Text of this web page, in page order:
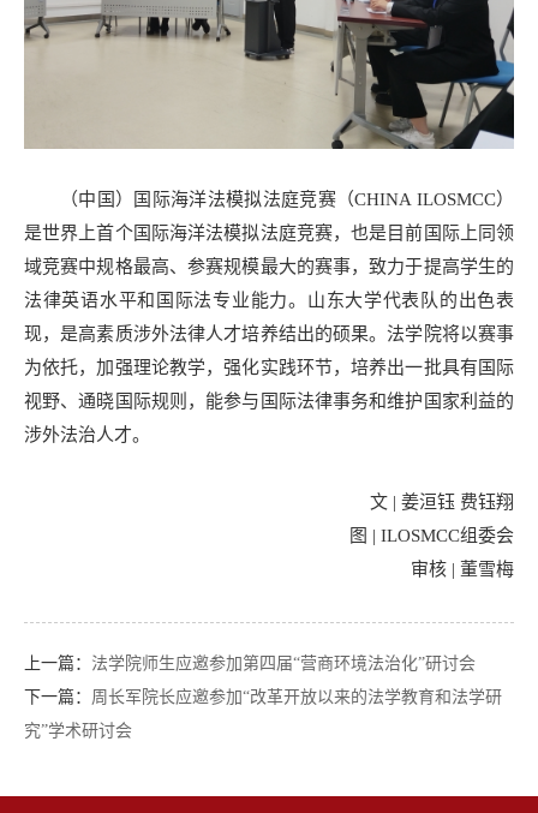
（中国）国际海洋法模拟法庭竞赛（CHINA ILOSMCC）
是世界上首个国际海洋法模拟法庭竞赛，也是目前国际上同领
域竞赛中规格最高、参赛规模最大的赛事，致力于提高学生的
法律英语水平和国际法专业能力。山东大学代表队的出色表
现，是高素质涉外法律人才培养结出的硕果。法学院将以赛事
为依托，加强理论教学，强化实践环节，培养出一批具有国际
视野、通晓国际规则，能参与国际法律事务和维护国家利益的
涉外法治人才。
文 | 姜洹钰 费钰翔
图 | ILOSMCC组委会
审核 | 董雪梅
上一篇： 法学院师生应邀参加第四届“营商环境法治化”研讨会
下一篇： 周长军院长应邀参加“改革开放以来的法学教育和法学研
究”学术研讨会